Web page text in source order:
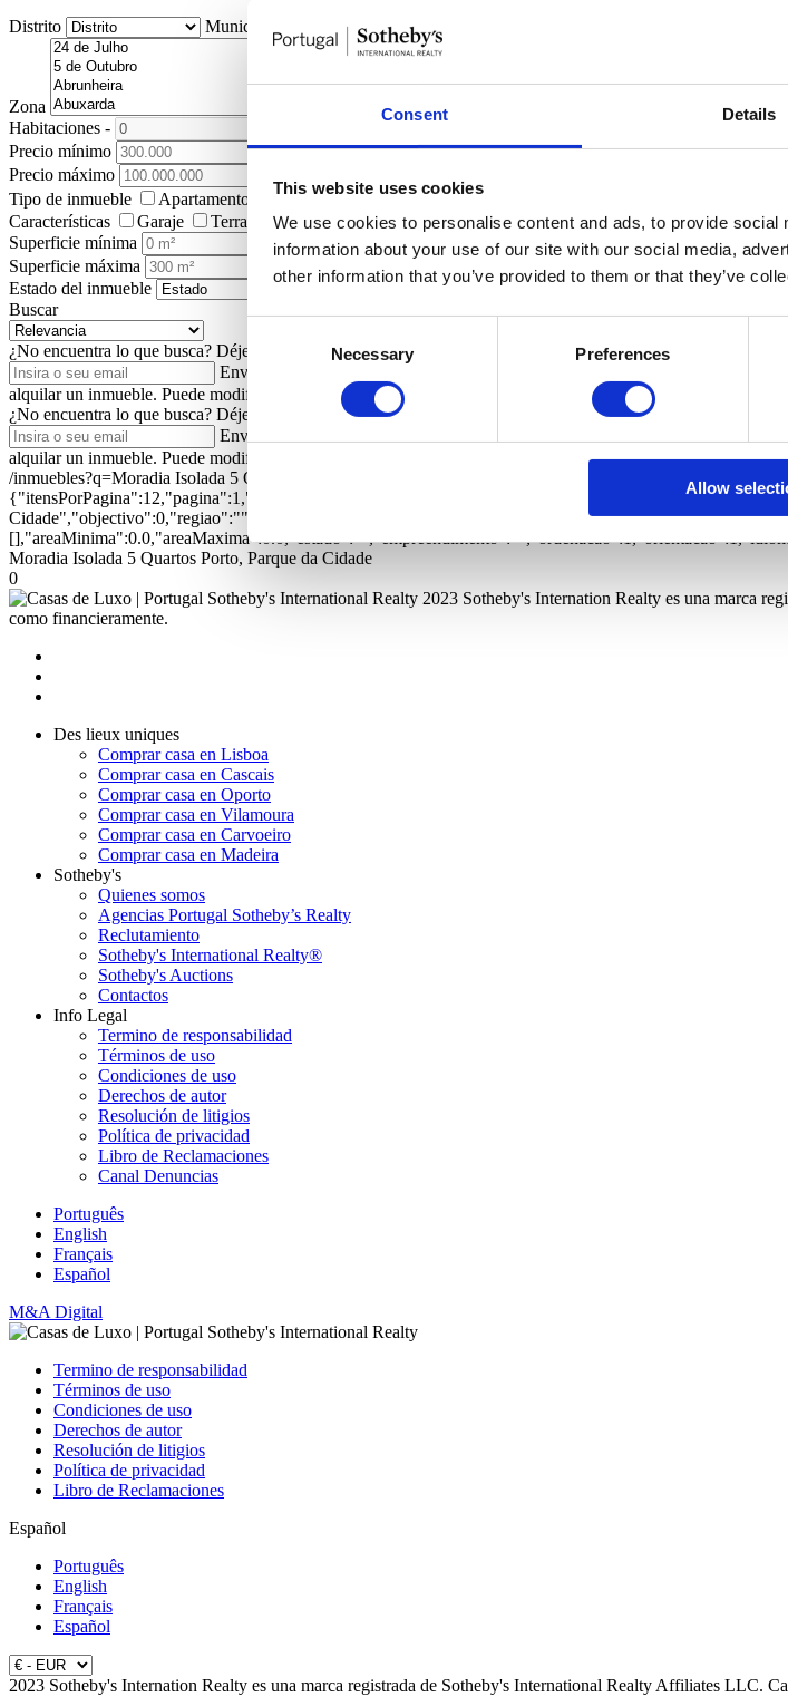
Consent Details
This website uses cookies
We use cookies to personalise content and ads, to provide
information about your use of our site with our social media,
other information that you’ve provided to them or that they’ve
Selection
Necessary Preferences
Allow
Distrito Municipio Pedanía
Zona
Habitaciones -
Precio mínimo
Precio máximo
Tipo de inmueble
Apartamentos/Pisos Viviendas Terrenos
Características
Garaje Terraza Jardín Ascensor Piscina Condominio cerrado Vista
Superficie mínima
Superficie máxima
Estado del inmueble
Buscar
¿No encuentra lo que busca? Déjenos su dirección de correo electrónico para recibir nuevos inmuebles
Enviar
Autorizo a Portugal Sotheby's International Realty y a sus oficinas a
alquilar un inmueble. Puede modificar esta autorización posteriormente en privacidade.sirpt.com.
¿No encuentra lo que busca? Déjenos su dirección de correo electrónico para recibir nuevos inmuebles
Enviar
Autorizo a Portugal Sotheby's International Realty y a sus oficinas a
alquilar un inmueble. Puede modificar esta autorización posteriormente en privacidade.sirpt.com.
/inmuebles?q=Moradia Isolada 5 Quartos Porto, Parque da Cidade&ord=1&dir=1
{"itensPorPagina":12,"pagina":1,"textual":"Moradia Isolada 5 Quartos Porto, Parque da
Moradia Isolada 5 Quartos Porto, Parque da Cidade
0
2023 Sotheby's Internation Realty es una marca
como financieramente.
Des lieux uniques
Comprar casa en Lisboa
Comprar casa en Cascais
Comprar casa en Oporto
Comprar casa en Vilamoura
Comprar casa en Carvoeiro
Comprar casa en Madeira
Sotheby's
Quienes somos
Agencias Portugal Sotheby’s Realty
Reclutamiento
Sotheby's International Realty®
Sotheby's Auctions
Contactos
Info Legal
Termino de responsabilidad
Términos de uso
Condiciones de uso
Derechos de autor
Resolución de litigios
Política de privacidad
Libro de Reclamaciones
Canal Denuncias
Português
English
Français
Español
M&A Digital
Termino de responsabilidad
Términos de uso
Condiciones de uso
Derechos de autor
Resolución de litigios
Política de privacidad
Libro de Reclamaciones
Español
Português
English
Français
Español
2023 Sotheby's Internation Realty es una marca registrada de Sotheby's International Realty Affiliates LLC.